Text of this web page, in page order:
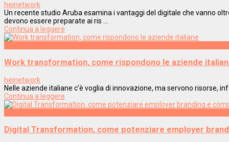
heinetwork
Un recente studio Aruba esamina i vantaggi del digitale che vanno
devono essere preparate ai ris ...
Continua a leggere
Work transformation, come rispondono le aziende
heinetwork
Nelle aziende italiane c’è voglia di innovazione, ma servono risorse,
Continua a leggere
Digital Transformation, come potenziare employer